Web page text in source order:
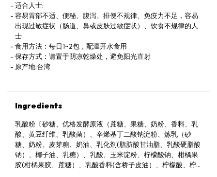
适合人士:
容易胃部不适、便秘、腹泻、排便不规律、免疫力不足，容易
出现过敏症状（肠道、鼻或皮肤过敏症状）、饮食不规律的人
士
食用方法：每日1~2包，配温开水食用
保存方式：请置于阴凉乾燥处，避免阳光直射
原产地:台湾
Ingredients
乳酸粉〔砂糖、优格发酵原液（蔗糖、果糖、奶粉、香料、乳
酸、黄豆纤维、乳酸菌）、辛烯基丁二酸钠淀粉、炼乳（砂
糖、奶粉、麦芽糖、奶油、乳化剂(脂肪酸甘油脂、乳酸硬脂酸
钠）、椰子油、乳糖）、乳酸、玉米淀粉、柠檬酸钠、柑橘果
胶(柑橘果胶、蔗糖）、乳酸香料(含桥子皮油）、柠檬酸、柠